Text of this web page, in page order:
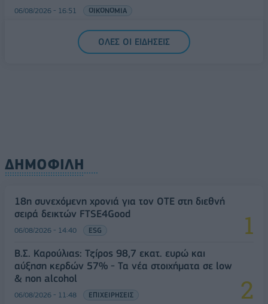
06/08/2026 - 16:51 ΟΙΚΟΝΟΜΙΑ
ΟΛΕΣ ΟΙ ΕΙΔΗΣΕΙΣ
ΔΗΜΟΦΙΛΗ
18η συνεχόμενη χρονιά για τον ΟΤΕ στη διεθνή
σειρά δεικτών FTSE4Good
06/08/2026 - 14:40 ESG
Β.Σ. Καρούλιας: Τζίρος 98,7 εκατ. ευρώ και
αύξηση κερδών 57% - Τα νέα στοιχήματα σε low
& non alcohol
06/08/2026 - 11:48 ΕΠΙΧΕΙΡΗΣΕΙΣ